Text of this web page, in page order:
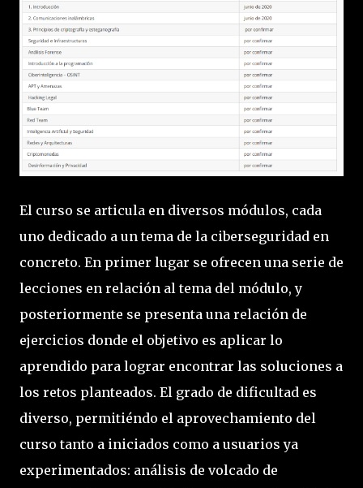
El curso se articula en diversos módulos, cada
uno dedicado a un tema de la ciberseguridad en
concreto. En primer lugar se ofrecen una serie de
lecciones en relación al tema del módulo, y
posteriormente se presenta una relación de
ejercicios donde el objetivo es aplicar lo
aprendido para lograr encontrar las soluciones a
los retos planteados. El grado de dificultad es
diverso, permitiéndo el aprovechamiento del
curso tanto a iniciados como a usuarios ya
experimentados: análisis de volcado de